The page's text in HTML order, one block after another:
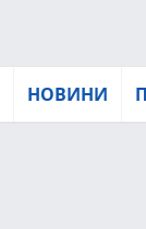
НОВИНИ